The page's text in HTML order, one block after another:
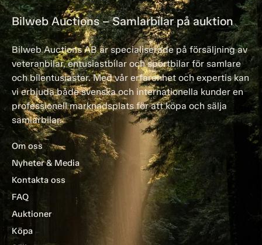
Bilweb Auctions – Samlarbilar på auktion
Bilweb Auctions AB är specialiserade på försäljning av
veteranbilar, entusiastbilar och sportbilar för samlare
och bilentusiaster. Med vår erfarenhet och expertis kan
vi erbjuda både svenska och internationella kunder en
professionell marknadsplats för att köpa och sälja
samlarbilar.
Om oss
Nyheter & Media
Kontakta oss
FAQ
Auktioner
Köpa